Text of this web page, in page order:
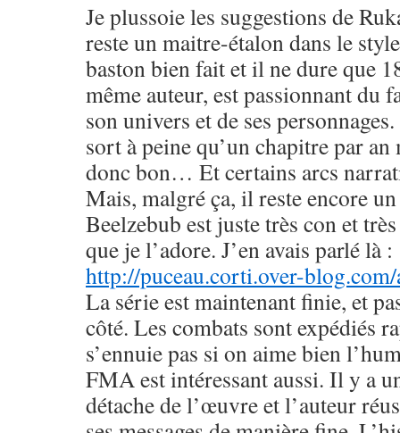
Je plussoie les suggestions de
reste un maitre-étalon dans le
baston bien fait et il ne dure que
même auteur, est passionnant du
son univers et de ses
sort à peine qu’un chapitre par
donc bon… Et certains arcs
Mais, malgré ça, il reste encore
Beelzebub est juste très con et
que je l’adore. J’en avais parlé là :
http://puceau.corti.over-
La série est maintenant finie, et
côté. Les combats sont expédiés
s’ennuie pas si on aime bien
FMA est intéressant aussi. Il y a
détache de l’œuvre et l’auteur